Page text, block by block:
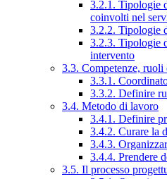
3.2.1. Tipologie
coinvolti nel
3.2.2. Tipologie
3.2.3. Tipologie
intervento
3.3. Competenze,
3.3.1.
3.3.2. Definire
3.4. Metodo di lavoro
3.4.1. Definire
3.4.2. Curare la
3.4.3.
3.4.4. Prendere
3.5. Il processo